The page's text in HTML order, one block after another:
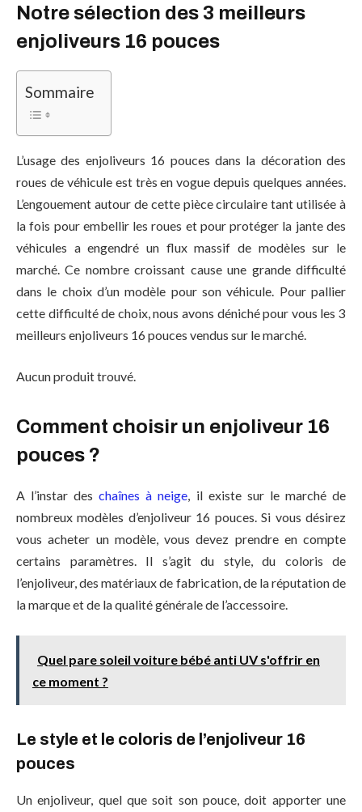
Notre sélection des 3 meilleurs
enjoliveurs 16 pouces
Sommaire
L’usage des enjoliveurs 16 pouces dans la décoration des
roues de véhicule est très en vogue depuis quelques années.
L’engouement autour de cette pièce circulaire tant utilisée à
la fois pour embellir les roues et pour protéger la jante des
véhicules a engendré un flux massif de modèles sur le
marché. Ce nombre croissant cause une grande difficulté
dans le choix d’un modèle pour son véhicule. Pour pallier
cette difficulté de choix, nous avons déniché pour vous les 3
meilleurs enjoliveurs 16 pouces vendus sur le marché.
Aucun produit trouvé.
Comment choisir un enjoliveur 16
pouces ?
A l’instar deschaînes à neige, il existe sur le marché de
nombreux modèles d’enjoliveur 16 pouces. Si vous désirez
vous acheter un modèle, vous devez prendre en compte
certains paramètres. Il s’agit du style, du coloris de
l’enjoliveur, des matériaux de fabrication, de la réputation de
la marque et de la qualité générale de l’accessoire.
Quel pare soleil voiture bébé anti UV s'offrir en
ce moment ?
Le style et le coloris de l’enjoliveur 16
pouces
Un enjoliveur, quel que soit son pouce, doit apporter une